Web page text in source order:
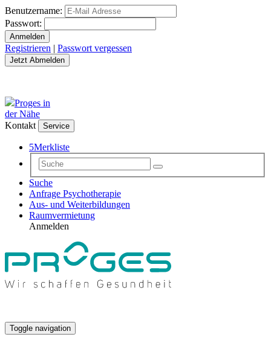
Benutzername:
Passwort:
Registrieren | Passwort vergessen
Proges in
der Nähe
Kontakt
Service
5Merkliste
Suche
Anfrage Psychotherapie
Aus- und Weiterbildungen
Raumvermietung
Anmelden
Toggle navigation